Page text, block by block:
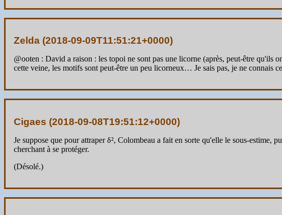
Zelda (2018-09-09T11:51:21+0000)
@ooten : David a raison : les topoi ne sont pas une licorne (après, peut-être qu'ils
cette veine, les motifs sont peut-être un peu licorneux… Je sais pas, je ne connais
Cigaes (2018-09-08T19:51:12+0000)
Je suppose que pour attraper δ², Colombeau a fait en sorte qu'elle le sous-estime,
cherchant à se protéger.
(Désolé.)